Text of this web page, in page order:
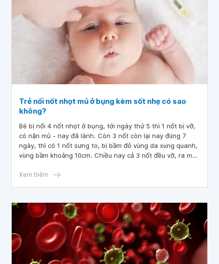
Trẻ nổi nốt nhọt mủ ở bụng kèm sốt nhẹ có sao
không?
Bé bị nổi 4 nốt nhọt ở bụng, tới ngày thứ 5 thì 1 nốt bị vỡ,
có nặn mủ - nay đã lành. Còn 3 nốt còn lại nay đúng 7
ngày, thì có 1 nốt sưng to, bị bầm đỏ vùng da xung quanh,
vùng bầm khoảng 10cm. Chiều nay cả 3 nốt đều vỡ, ra mủ
trẻ nổi nốt nhọt mủ ở bụng kèm sốt nhẹ có sao không?
Xem thêm